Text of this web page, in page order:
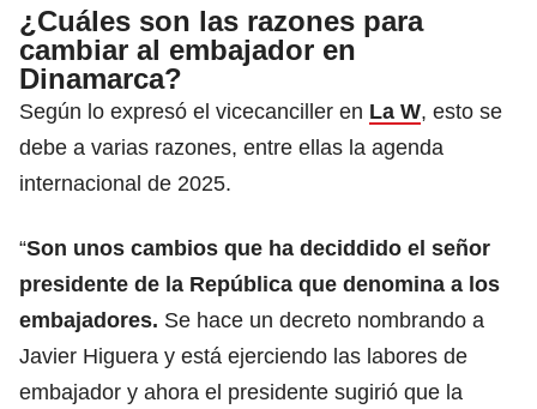
¿Cuáles son las razones para
cambiar al embajador en
Dinamarca?
Según lo expresó el vicecanciller en La W, esto se
debe a varias razones, entre ellas la agenda
internacional de 2025.
“Son unos cambios que ha deciddido el señor
presidente de la República que denomina a los
embajadores. Se hace un decreto nombrando a
Javier Higuera y está ejerciendo las labores de
embajador y ahora el presidente sugirió que la